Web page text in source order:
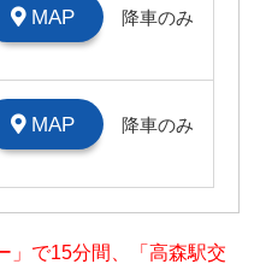
MAP 降車のみ
MAP 降車のみ
」で15分間、「高森駅交